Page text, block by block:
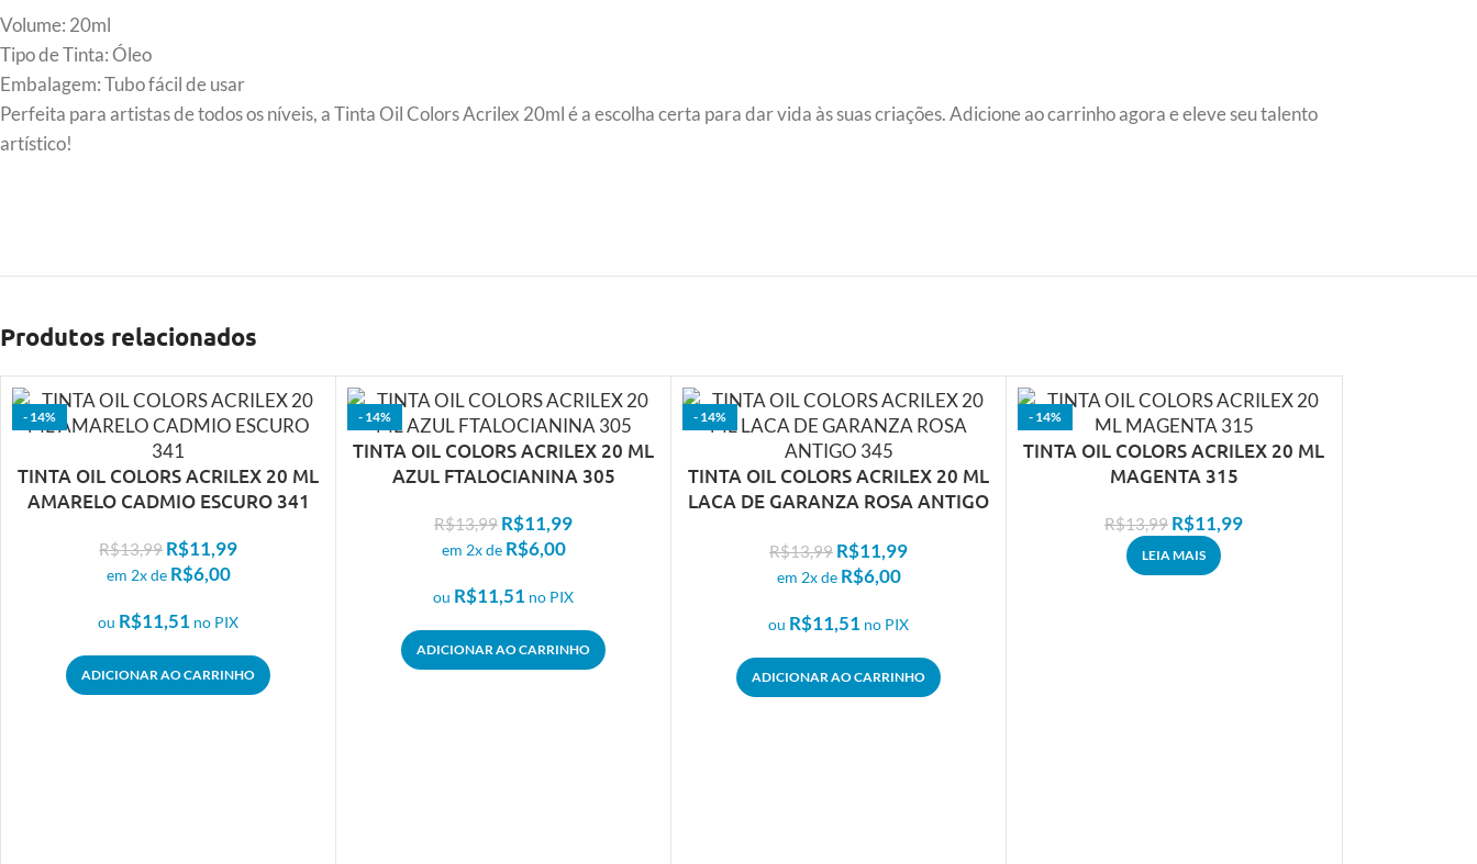
Volume: 20ml
Tipo de Tinta: Óleo
Embalagem: Tubo fácil de usar
Perfeita para artistas de todos os níveis, a Tinta Oil Colors Acrilex 20ml é a escolha certa para dar vida às suas criações. Adicione ao carrinho agora e eleve seu talento
artístico!
Produtos relacionados
- 14%
TINTA OIL COLORS ACRILEX 20 ML
AMARELO CADMIO ESCURO 341
R$13,99 R$11,99
em 2x de R$6,00
ou R$11,51 no PIX
ADICIONAR AO CARRINHO
- 14%
TINTA OIL COLORS ACRILEX 20 ML
AZUL FTALOCIANINA 305
R$13,99 R$11,99
em 2x de R$6,00
ou R$11,51 no PIX
ADICIONAR AO CARRINHO
- 14%
TINTA OIL COLORS ACRILEX 20 ML
LACA DE GARANZA ROSA ANTIGO
R$13,99 R$11,99
em 2x de R$6,00
ou R$11,51 no PIX
ADICIONAR AO CARRINHO
- 14%
ESGOTADO
TINTA OIL COLORS ACRILEX 20 ML
MAGENTA 315
R$13,99 R$11,99
LEIA MAIS